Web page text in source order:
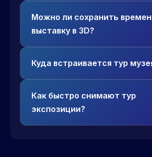
Можно ли сохранить
выставку в 3D?
Куда встраивается тур
Как быстро снимают тур
экспозиции?